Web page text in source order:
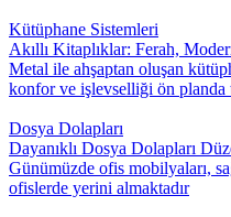
Kütüphane Sistemleri
Akıllı Kitaplıklar: Ferah,
Metal ile ahşaptan oluşan
konfor ve işlevselliği ön planda
Dosya Dolapları
Dayanıklı Dosya Dolapları
Günümüzde ofis mobilyaları,
ofislerde yerini almaktadır